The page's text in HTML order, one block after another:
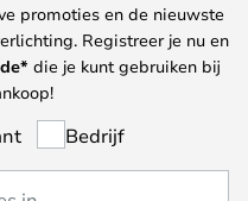
promoties en de nieuwste
Registreer je nu en
die je kunt gebruiken bij
Bedrijf